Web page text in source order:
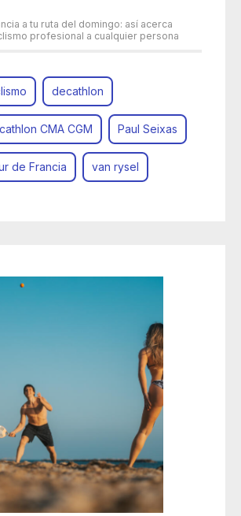
a tu ruta del domingo: así acerca
profesional a cualquier persona
decathlon
CMA CGM Paul Seixas
de Francia van rysel